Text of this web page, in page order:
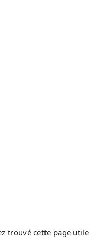
trouvé cette page